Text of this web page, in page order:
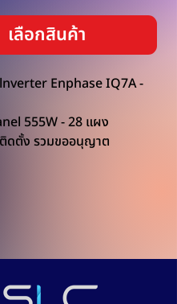
เลือกสินค้า
Enphase IQ7A -
555W - 28 แผง
ดตั้ง รวมขออนุญาต